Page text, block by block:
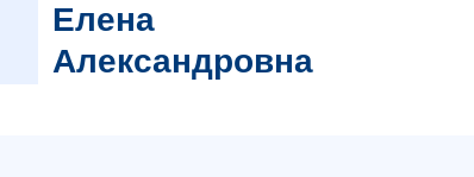
Елена
Александровна